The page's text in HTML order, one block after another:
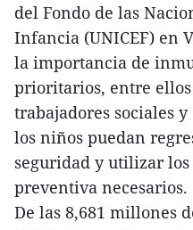
del Fondo de las
Infancia (UNICEF) en
la importancia de
prioritarios, entre
trabajadores sociales
los niños puedan
seguridad y utilizar
preventiva necesarios.
De las 8,681 millones